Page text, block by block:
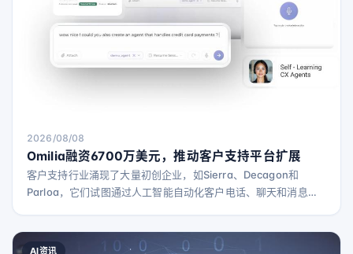
2026/08/08
Omilia融资6700万美元，推动客户支持平台扩展
客户支持行业涌现了大量初创企业，如Sierra、Decagon和
Parloa，它们试图通过人工智能自动化客户电话、聊天和消息处
CEO Dimitris Vassos表示，盲目将AI应用于所有流程可能会造
AI资讯